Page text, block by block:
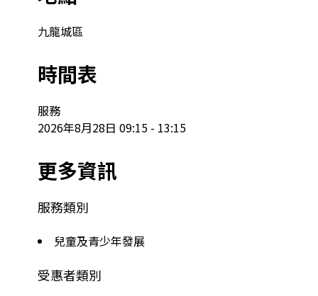
九龍城區
時間表
服務
2026年8月28日 09:15 - 13:15
更多資訊
服務類別
兒童及青少年發展
受惠者類別